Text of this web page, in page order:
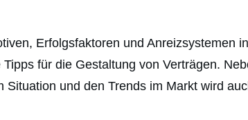
Erfolgsfaktoren und Anreizsystemen
für die Gestaltung von Verträgen.
Situation und den Trends im Markt wird